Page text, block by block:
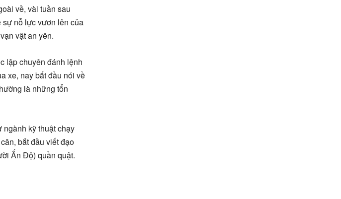
về, vài tuần sau
sự nỗ lực vươn lên của
vật an yên.
lập chuyên đánh lệnh
xe, nay bắt đầu nói về
là những tổn
kỹ thuật chạy
bắt đầu viết đạo
Ấn Độ) quần quật.